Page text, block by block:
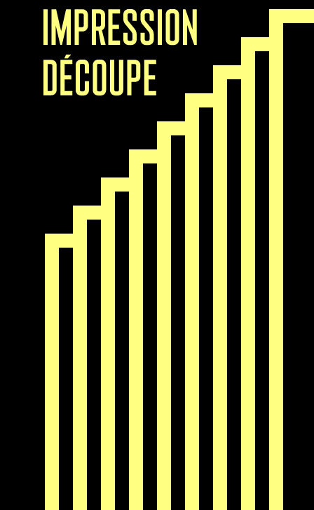
Nos Prestations
Tous nos ateliers
Conditionnement
Détachement en
entreprise
numérique
Encadrement de